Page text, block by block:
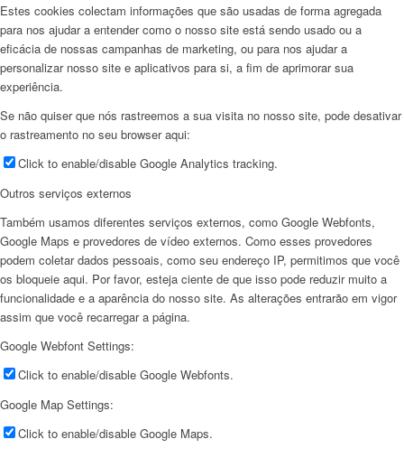
Estes cookies colectam informações que são usadas de forma agregada
para nos ajudar a entender como o nosso site está sendo usado ou a
eficácia de nossas campanhas de marketing, ou para nos ajudar a
personalizar nosso site e aplicativos para si, a fim de aprimorar sua
experiência.
Se não quiser que nós rastreemos a sua visita no nosso site, pode desativar
o rastreamento no seu browser aqui:
Click to enable/disable Google Analytics tracking.
Outros serviços externos
Também usamos diferentes serviços externos, como Google Webfonts,
Google Maps e provedores de vídeo externos. Como esses provedores
podem coletar dados pessoais, como seu endereço IP, permitimos que você
os bloqueie aqui. Por favor, esteja ciente de que isso pode reduzir muito a
funcionalidade e a aparência do nosso site. As alterações entrarão em vigor
assim que você recarregar a página.
Google Webfont Settings:
Click to enable/disable Google Webfonts.
Google Map Settings:
Click to enable/disable Google Maps.